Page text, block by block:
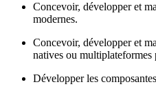
Concevoir, développer et
modernes.
Concevoir, développer et
natives ou
Développer les